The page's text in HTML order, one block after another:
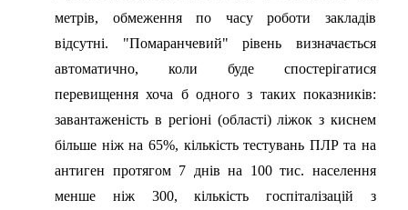
метрів, обмеження по часу роботи закладів
відсутні. "Помаранчевий" рівень визначається
автоматично, коли буде спостерігатися
перевищення хоча б одного з таких показників:
завантаженість в регіоні (області) ліжок з киснем
більше ніж на 65%, кількість тестувань ПЛР та на
антиген протягом 7 днів на 100 тис. населення
менше ніж 300, кількість госпіталізацій з